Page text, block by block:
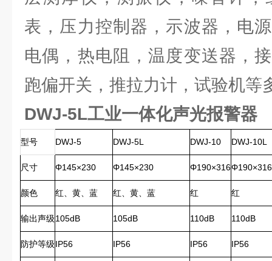
表，压力控制器，示波器，电
电偶，热电阻，温度变送器，
跑偏开关，推拉力计，试验机等
DWJ-5L工业一体化声光报警器
型号 DWJ-5 DWJ-5L DWJ-10 DWJ-10L
尺寸 Φ145×230 Φ145×230 Φ190×316Φ190×316
颜色 红、黄、蓝 红、黄、蓝 红 红
输出声级105dB 105dB 110dB 110dB
防护等级IP56 IP56 IP56 IP56